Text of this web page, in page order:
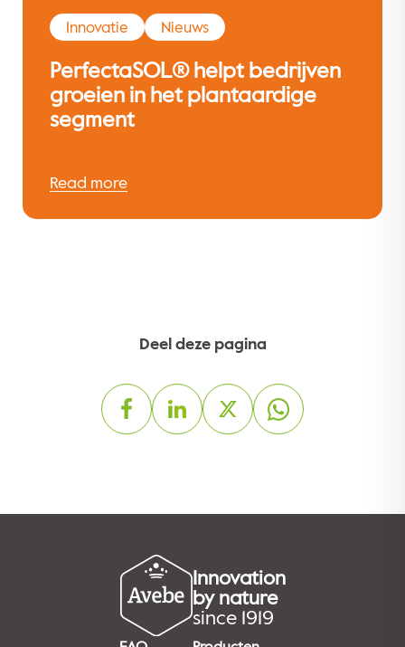
Innovatie Nieuws
PerfectaSOL® helpt bedrijven
groeien in het plantaardige
segment
Read more
Deel deze pagina
Innovation
by nature
since 1919